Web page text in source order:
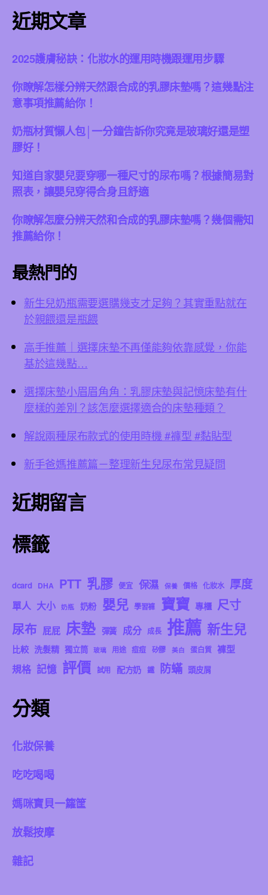
近期文章
2025護膚秘訣：化妝水的運用時機跟運用步驟
你瞭解怎樣分辨天然跟合成的乳膠床墊嗎？這幾點注
意事項推薦給你！
奶瓶材質懶人包│一分鐘告訴你究竟是玻璃好還是塑
膠好！
知道自家嬰兒要穿哪一種尺寸的尿布嗎？根據簡易對
照表，讓嬰兒穿得合身且舒適
你瞭解怎麼分辨天然和合成的乳膠床墊嗎？幾個需知
推薦給你！
最熱門的
新生兒奶瓶需要選購幾支才足夠？其實重點就在
於親餵還是瓶餵
高手推薦｜選擇床墊不再僅能夠依靠感覺，你能
基於這幾點…
選擇床墊小眉眉角角：乳膠床墊與記憶床墊有什
麼樣的差別？該怎麼選擇適合的床墊種類？
解說兩種尿布款式的使用時機 #褲型 #黏貼型
新手爸媽推薦篇－整理新生兒尿布常見疑問
近期留言
標籤
dcard DHA PTT 乳膠 便宜 保濕 保養 價格 化妝水 厚度
單人 大小 奶瓶 奶粉 嬰兒 學習褲 寶寶 專櫃 尺寸
尿布 屁屁 床墊 彈簧 成分 成長 推薦 新生兒
比較 洗髮精 獨立筒 玻璃 用途 痘痘 矽膠 美白 蛋白質 褲型
規格 記憶 評價 試用 配方奶 鐵 防蟎 頭皮屑
分類
化妝保養
吃吃喝喝
媽咪寶貝一籮筐
放鬆按摩
雜記